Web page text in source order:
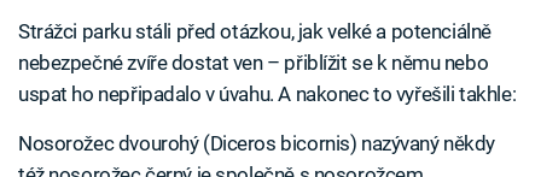
Strážci parku stáli před otázkou, jak velké a potenciálně
nebezpečné zvíře dostat ven – přiblížit se k němu nebo
uspat ho nepřipadalo v úvahu. A nakonec to vyřešili takhle:
Nosorožec dvourohý (Diceros bicornis) nazývaný někdy